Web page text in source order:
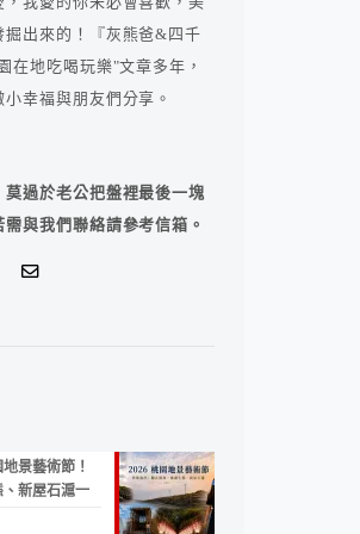
掘出來的！『灰熊爸&四千
在地吃喝玩樂"文章多年，
幸福與朋友們分享。
過於老公把盤裡最後一塊
與我們聯絡請參考信箱。
景藝術節！
新屋石滬一